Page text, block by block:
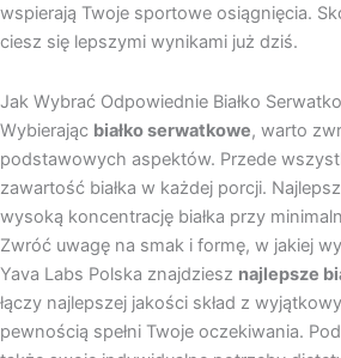
wspierają Twoje sportowe osiągnięcia.
ciesz się lepszymi wynikami już dziś.
Jak Wybrać Odpowiednie Białko
Wybierając białko serwatkowe, warto
podstawowych aspektów. Przede
zawartość białka w każdej porcji.
wysoką koncentrację białka przy
Zwróć uwagę na smak i formę, w jakiej
Yava Labs Polska znajdziesz najlepsze
łączy najlepszej jakości skład z
pewnością spełni Twoje oczekiwania.